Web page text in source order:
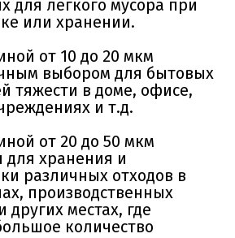
для легкого мусора при
или хранении.
от 10 до 20 мкм
выбором для бытовых
тяжести в доме, офисе,
и т.д.
от 20 до 50 мкм
для хранения и
различных отходов в
производственных
других местах, где
количество